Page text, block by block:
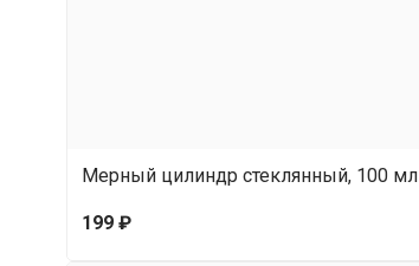
Мерный цилиндр стеклянный, 100 мл
199 ₽